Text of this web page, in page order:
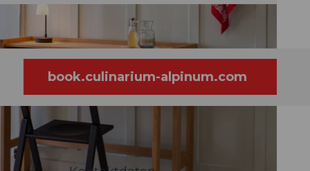
book.culinarium-alpinum.com